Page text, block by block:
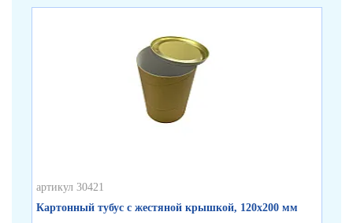
артикул 30421
Картонный тубус с жестяной крышкой, 120х200 мм